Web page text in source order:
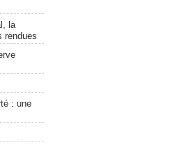
la
rendues
: une